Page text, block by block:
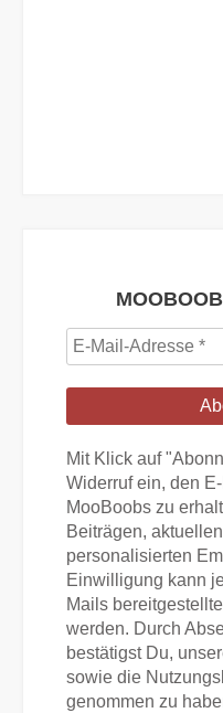
E-
Mail-
Adresse
Mit Klick auf
Widerruf ein, den
MooBoobs zu
Beiträgen,
personalisierten
Einwilligung kann
Mails
werden. Durch
bestätigst Du,
sowie die
genommen zu